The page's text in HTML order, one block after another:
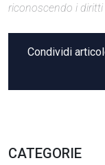
riconoscendo i
Condividi
CATEGORIE